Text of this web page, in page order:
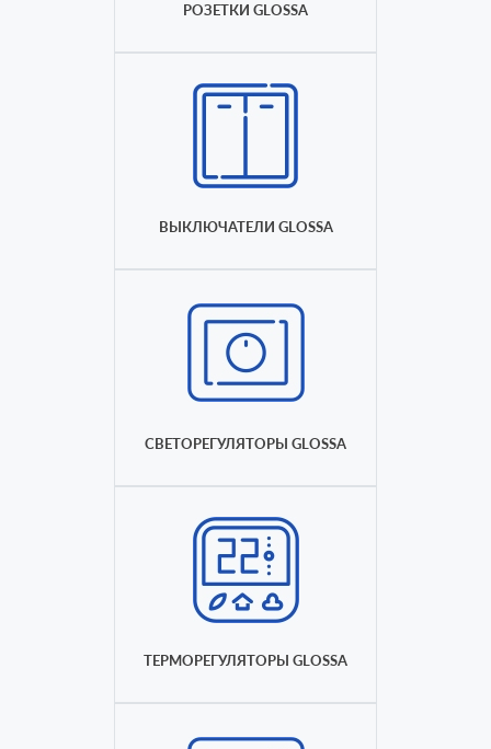
РОЗЕТКИ GLOSSA
ВЫКЛЮЧАТЕЛИ GLOSSA
СВЕТОРЕГУЛЯТОРЫ GLOSSA
ТЕРМОРЕГУЛЯТОРЫ GLOSSA